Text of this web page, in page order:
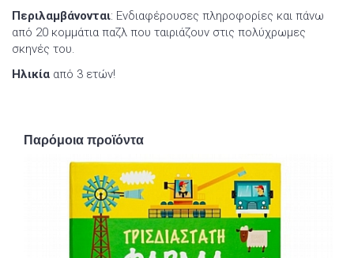
Περιλαμβάνονται: Ενδιαφέρουσες πληροφορίες και πάνω
από 20 κομμάτια παζλ που ταιριάζουν στις πολύχρωμες
σκηνές του.
Ηλικία από 3 ετών!
Παρόμοια προϊόντα